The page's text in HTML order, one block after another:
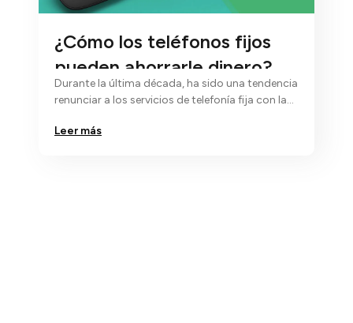
¿Cómo los teléfonos fijos
pueden ahorrarle dinero?
Durante la última década, ha sido una tendencia
renunciar a los servicios de telefonía fija con la
Leer más